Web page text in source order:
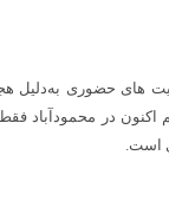
اکنون در محمودآباد
است.